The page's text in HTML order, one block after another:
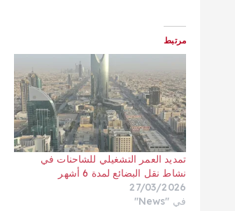
مرتبط
تمديد العمر التشغيلي للشاحنات في
نشاط نقل البضائع لمدة 6 أشهر
27/03/2026
في "News"